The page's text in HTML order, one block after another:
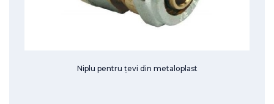
Niplu pentru țevi din metaloplast